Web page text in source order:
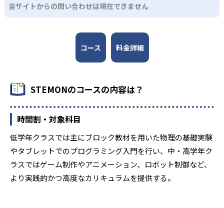
当サイトからの問い合わせは現在できません
コース 料金詳細
STEMONのコースの内容は？
時間割・対象科目
低学年クラスでは主にブロック教材を用いた物理の基礎実験
やタブレットでのプログラミング入門を行い、中・高学年ク
ラスではゲーム制作やアニメーション、ロボット制御など、
より実践的かつ高度なカリキュラムを提供する。